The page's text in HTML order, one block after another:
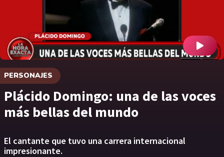
PERSONAJES
Plácido Domingo: una de las voces
más bellas del mundo
El cantante que tuvo una carrera internacional
impresionante.